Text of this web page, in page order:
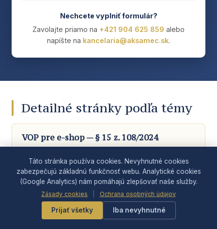
Nechcete vyplniť formulár?
Zavolajte priamo na +421 904 625 859 alebo
napíšte na kancelaria@aksamec.sk.
Detailné stránky podľa témy
VOP pre e-shop — § 15 z. 108/2024
Odstúpenie do 14 dní
§ 19 — 22 z. 108/2024, vrátenie tovaru, výnimky.
Táto stránka používa cookies. Nevyhnutné cookies
zabezpečujú základnú funkčnosť webu. Analytické cookies
(Google Analytics) nám pomáhajú zlepšovať naše služby.
Zásady cookies Ochrana osobných údajov
Prijať všetky Iba nevyhnutné